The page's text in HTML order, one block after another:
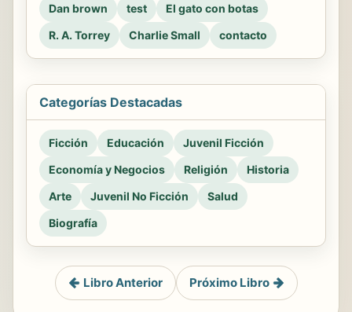
Dan brown test
El gato con botas
R. A. Torrey
Charlie Small contacto
Categorías Destacadas
Ficción Educación
Juvenil Ficción
Economía y Negocios
Religión
Historia
Arte
Juvenil No Ficción
Salud
Biografía
Libro Anterior Próximo Libro